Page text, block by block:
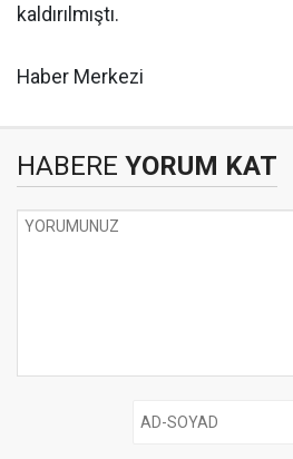
kaldırılmıştı.
Haber Merkezi
HABERE YORUM KAT